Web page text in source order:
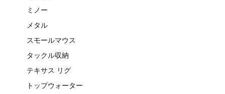
ミノー
メタル
スモールマウス
タックル収納
テキサス リグ
トップウォーター